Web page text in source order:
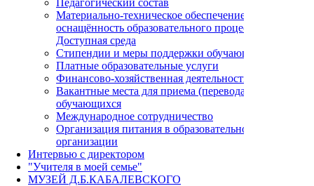
Педагогический состав
Материально-техническое обеспечение и
оснащённость образовательного процесса.
Доступная среда
Стипендии и меры поддержки обучающихся
Платные образовательные услуги
Финансово-хозяйственная деятельность
Вакантные места для приема (перевода)
обучающихся
Международное сотрудничество
Организация питания в образовательной
организации
Интервью с директором
"Учителя в моей семье"
МУЗЕЙ Д.Б.КАБАЛЕВСКОГО